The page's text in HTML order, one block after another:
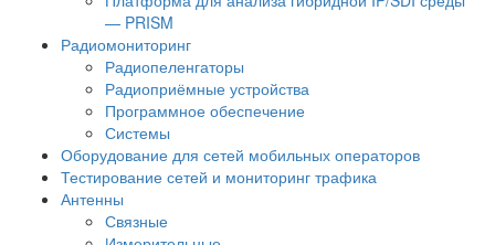
— PRISM
Радиомониторинг
Радиопеленгаторы
Радиоприёмные устройства
Программное обеспечение
Системы
Оборудование для сетей мобильных операторов
Тестирование сетей и мониторинг трафика
Антенны
Связные